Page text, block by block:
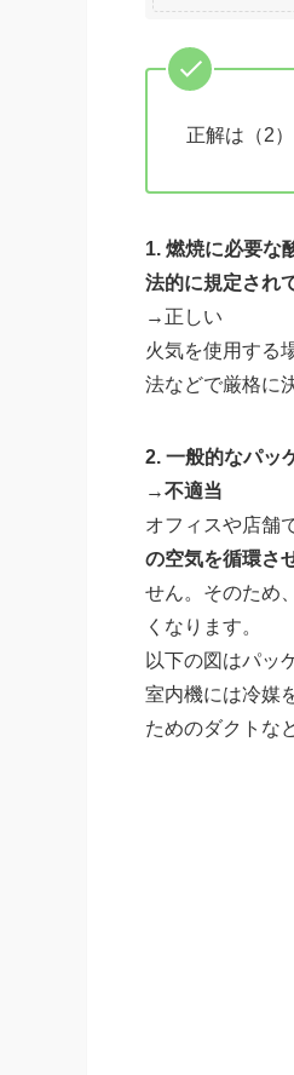
正解は（2）
1. 燃焼に必要な
法的に規定され
→正しい
火気を使用する
法などで厳格に
2. 一般的なパッ
→不適当
オフィスや店舗
の空気を循環さ
せん。そのため
くなります。
以下の図はパッ
室内機には冷媒
ためのダクトな